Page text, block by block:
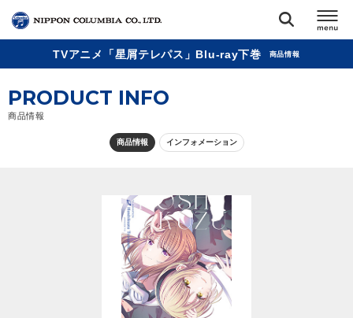
リリース
TVアニメ「星屑テレパス」Blu-ray下巻 商品情報
PRODUCT INFO
商品情報
商品情報 インフォメーション